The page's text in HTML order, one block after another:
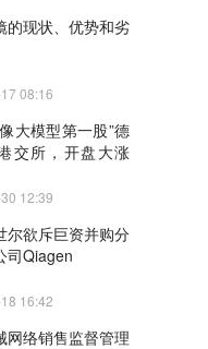
的现状、优势和劣
08:16
大模型第一股”德
交所，开盘大涨
12:39
尔欲斥巨资并购分
司Qiagen
16:42
网络销售监督管理